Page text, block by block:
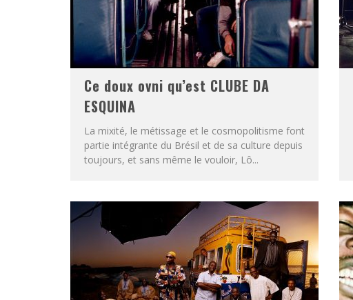
Ce doux ovni qu’est CLUBE DA
ESQUINA
La mixité, le métissage et le cosmopolitisme font
partie intégrante du Brésil et de sa culture depuis
toujours, et sans même le vouloir, Lô...